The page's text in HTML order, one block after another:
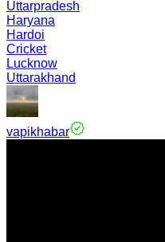
Uttarpradesh
Haryana
Hardoi
Cricket
Lucknow
Uttarakhand
vapikhabar